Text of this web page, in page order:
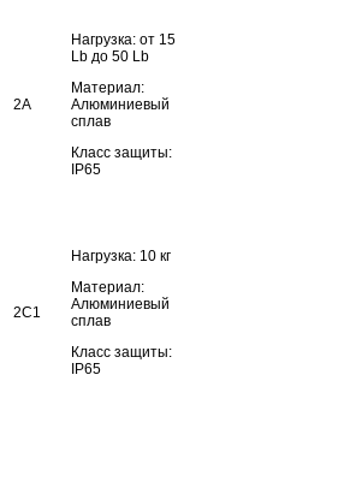
2A
Нагрузка: от 15
Lb до 50 Lb
Материал:
Алюминиевый
сплав
Класс защиты:
IP65
2C1
Нагрузка: 10 кг
Материал:
Алюминиевый
сплав
Класс защиты:
IP65